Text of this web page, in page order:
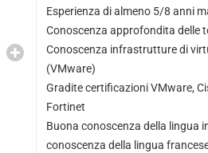
Esperienza di almeno 5/8 anni
Conoscenza approfondita delle
Conoscenza infrastrutture di
(VMware)
Gradite certificazioni VMware,
Fortinet
Buona conoscenza della lingua
conoscenza della lingua